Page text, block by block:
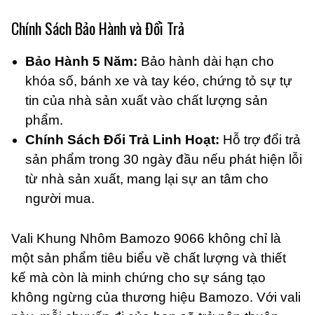
Chính Sách Bảo Hành và Đổi Trả
Bảo Hành 5 Năm: Bảo hành dài hạn cho
khóa số, bánh xe và tay kéo, chứng tỏ sự tự
tin của nhà sản xuất vào chất lượng sản
phẩm.
Chính Sách Đổi Trả Linh Hoạt: Hỗ trợ đổi trả
sản phẩm trong 30 ngày đầu nếu phát hiện lỗi
từ nhà sản xuất, mang lại sự an tâm cho
người mua.
Vali Khung Nhôm Bamozo 9066 không chỉ là
một sản phẩm tiêu biểu về chất lượng và thiết
kế mà còn là minh chứng cho sự sáng tạo
không ngừng của thương hiệu Bamozo. Với vali